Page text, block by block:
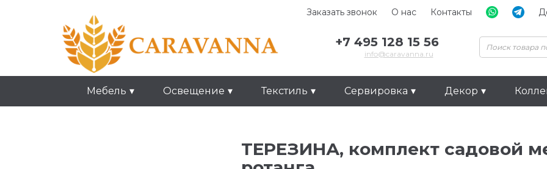
Заказать звонок О нас Контакты
+7 495 128 15 56
info@caravanna.ru
Мебель Освещение Текстиль Сервировка Декор
ТЕРЕЗИНА, комплект садовой